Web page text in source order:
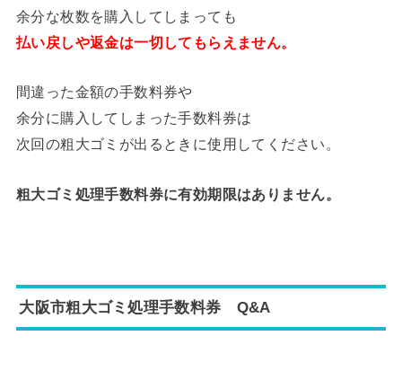
余分な枚数を購入してしまっても
払い戻しや返金は一切してもらえません。
間違った金額の手数料券や
余分に購入してしまった手数料券は
次回の粗大ゴミが出るときに使用してください。
粗大ゴミ処理手数料券に有効期限はありません。
大阪市粗大ゴミ処理手数料券 Q&A